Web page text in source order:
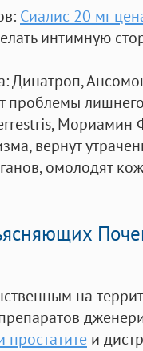
Сиалис 20 мг
интимную
: Динатроп,
проблемы
Мориамин
вернут
омолодят
на
простатите и